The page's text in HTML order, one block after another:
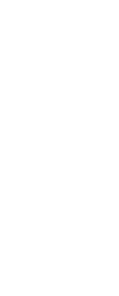
りません。
す。